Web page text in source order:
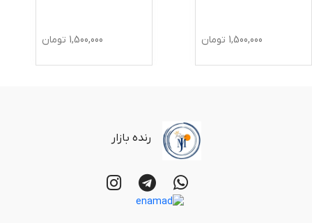
1,500,000 تومان 1,500,000 تومان
رنده بازار